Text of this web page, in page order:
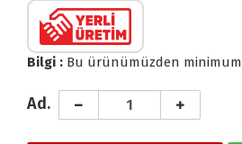
Bilgi :Bu ürünümüzden minimum
Ad.